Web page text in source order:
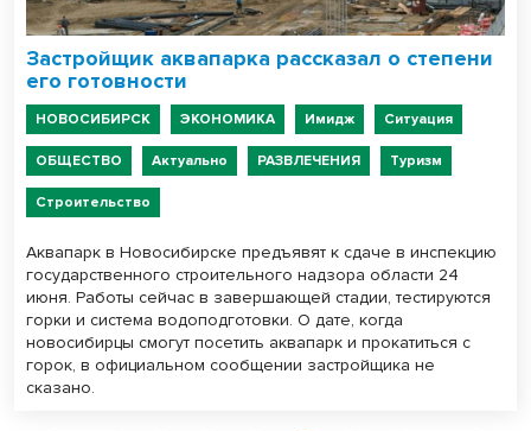
Застройщик аквапарка рассказал о степени
его готовности
НОВОСИБИРСК ЭКОНОМИКА Имидж Ситуация
ОБЩЕСТВО Актуально РАЗВЛЕЧЕНИЯ Туризм
Строительство
Аквапарк в Новосибирске предъявят к сдаче в инспекцию
государственного строительного надзора области 24
июня. Работы сейчас в завершающей стадии, тестируются
горки и система водоподготовки. О дате, когда
новосибирцы смогут посетить аквапарк и прокатиться с
горок, в официальном сообщении застройщика не
сказано.